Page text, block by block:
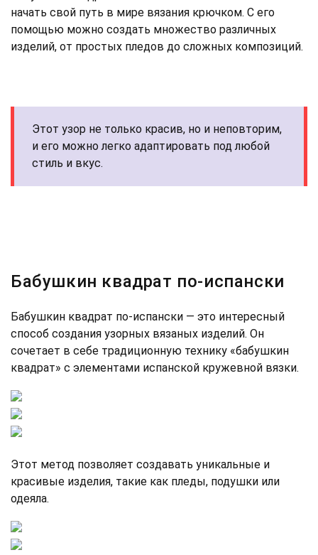
начать свой путь в мире вязания крючком. С его
помощью можно создать множество различных
изделий, от простых пледов до сложных композиций.
Этот узор не только красив, но и неповторим,
и его можно легко адаптировать под любой
стиль и вкус.
Бабушкин квадрат по-испански
Бабушкин квадрат по-испански — это интересный
способ создания узорных вязаных изделий. Он
сочетает в себе традиционную технику «бабушкин
квадрат» с элементами испанской кружевной вязки.
Этот метод позволяет создавать уникальные и
красивые изделия, такие как пледы, подушки или
одеяла.